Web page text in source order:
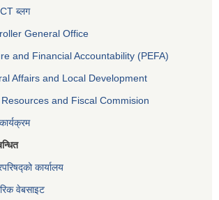
ब्लग
General Office
and Financial Accountability (PEFA)
Affairs and Local Development
and Fiscal Commision
कार्यालय
वेबसाइट